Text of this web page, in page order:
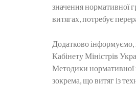
значення нормативної
витягах, потребує
Додатково
Кабінету Міністрів
Методики нормативної
зокрема, що витяг із